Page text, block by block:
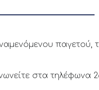
παγετού,
στα τηλέφωνα